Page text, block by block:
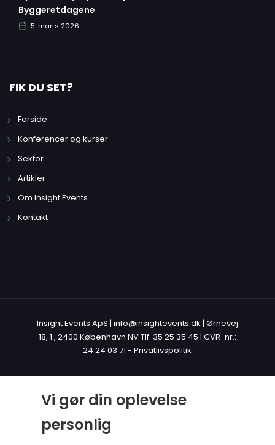
Byggeretdagene
5. marts 2026
FIK DU SET?
Forside
Konferencer og kurser
Sektor
Artikler
Om Insight Events
Kontakt
Insight Events ApS | info@insightevents.dk | Ørnevej
18, 1., 2400 København NV Tlf: 35 25 35 45 | CVR-nr.:
24 24 03 71 -Privatlivspolitik
Vi gør din oplevelse
personlig